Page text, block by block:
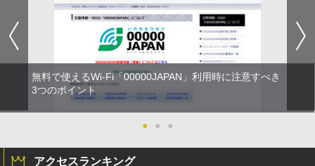
無料で使えるWi-Fi「00000JAPAN」利用時に注意すべき
3つのポイント
● ● ●
アクセスランキング